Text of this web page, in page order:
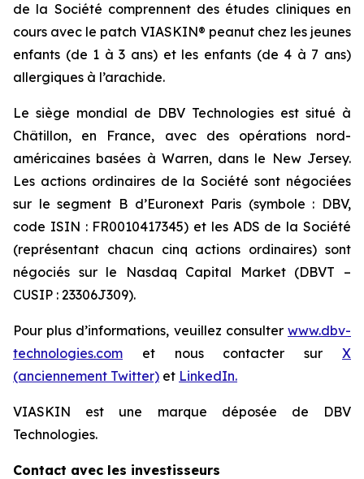
de la Société comprennent des études cliniques en
cours avec le patch VIASKIN® peanut chez les jeunes
enfants (de 1 à 3 ans) et les enfants (de 4 à 7 ans)
allergiques à l’arachide.
Le siège mondial de DBV Technologies est situé à
Châtillon, en France, avec des opérations nord-
américaines basées à Warren, dans le New Jersey.
Les actions ordinaires de la Société sont négociées
sur le segment B d’Euronext Paris (symbole : DBV,
code ISIN : FR0010417345) et les ADS de la Société
(représentant chacun cinq actions ordinaires) sont
négociés sur le Nasdaq Capital Market (DBVT –
CUSIP : 23306J309).
Pour plus d’informations, veuillez consulter www.dbv-
technologies.com et nous contacter sur X
(anciennement Twitter) et LinkedIn.
VIASKIN est une marque déposée de DBV
Technologies.
Contact avec les investisseurs